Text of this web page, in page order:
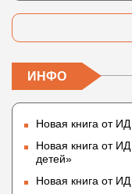
ИНФО
Новая книга от
Новая книга от
детей»
Новая книга от